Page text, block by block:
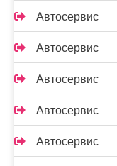
Автосервис
Автосервис
Автосервис
Автосервис
Автосервис